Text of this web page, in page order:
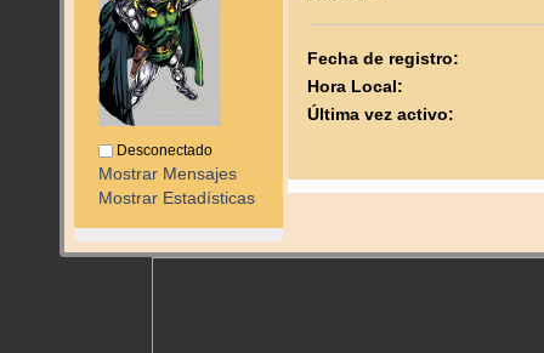
Desconectado
Mostrar Mensajes
Mostrar Estadísticas
Fecha de registro:
Hora Local:
Última vez activo: